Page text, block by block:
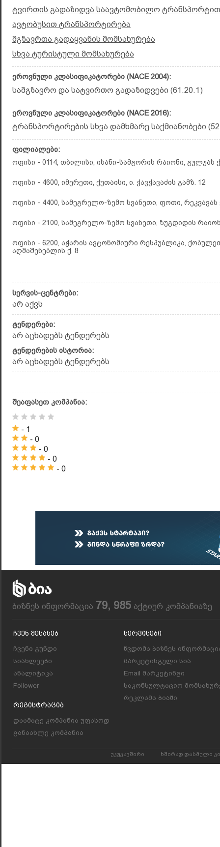
ტვირთის გადაზიდვა საავტომობილო ტრანსპორტით
ავტობუსით ტრანსპორტირება
მგზავრთა გადაყვანის მომსახურება
სხვა ტურისტული მომსახურება
ეროვნული კლასიფიკატორები (NACE 2004):
სამგზავრო და სატვირთო გადაზიდვები (61.20.1)
ეროვნული კლასიფიკატორები (NACE 2016):
ტრანსპორტირების სხვა დამხმარე საქმიანობები
ფილიალები:
ოფისი - 0114, თბილისი, ისანი-სამგორის რაიონი, გულუას
ოფისი - 4600, იმერეთი, ქუთაისი, ი. ჭავჭავაძის გამზ. 12
ოფისი - 4400, სამეგრელო-ზემო სვანეთი, ფოთი, რეკვავას
ოფისი - 2100, სამეგრელო-ზემო სვანეთი, ზუგდიდის
ოფისი - 6200, აჭარის ავტონომიური რესპუბლიკა,
აღმაშენებლის ქ. 8
სერვის-ცენტრები:
არ აქვს
ტენდერები:
არ აცხადებს ტენდერებს
ტენდერების ისტორია:
არ აცხადებს ტენდერებს
შეაფასეთ კომპანია:
- 1
- 0
- 0
- 0
- 0
ბიზნეს ინფორმაცია 79, 985 აქტიურ კომპანიაზე
Ჩვენ Შესახებ
ჩვენი გუნდი
სიახლეები
ანალიტიკა
Follower
Რეგისტრაცია
დაამატე კომპანია უფასოდ
განაახლე კომპანია
Სერვისები
წვდომა ბიზნეს
მარკეტინგული სია
Email მარკეტინგი
საკონსულტაციო
რეკლამა ბიაში
უკუკავშირი ხშირად დასმული